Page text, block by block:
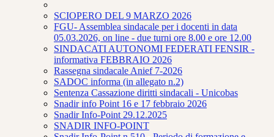
SCIOPERO DEL 9 MARZO 2026
FGU- Assemblea sindacale per i docenti in data
05.03.2026, on line - due turni ore 8.00 e ore 12.00
SINDACATI AUTONOMI FEDERATI FENSIR -
informativa FEBBRAIO 2026
Rassegna sindacale Anief 7-2026
SADOC informa (in allegato n.2)
Sentenza Cassazione diritti sindacali - Unicobas
Snadir info Point 16 e 17 febbraio 2026
Snadir Info-Point 29.12.2025
SNADIR INFO-POINT